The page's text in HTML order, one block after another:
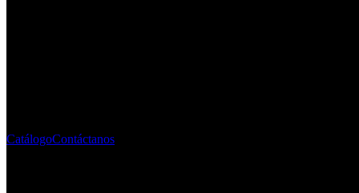
CatálogoContáctanos